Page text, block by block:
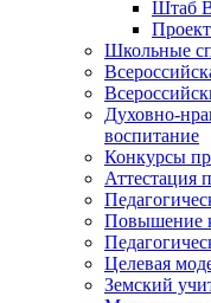
Штаб
Школьные
Духовно-
воспитание
Конкурсы
Аттестация
Повышение
Целевая
Земский